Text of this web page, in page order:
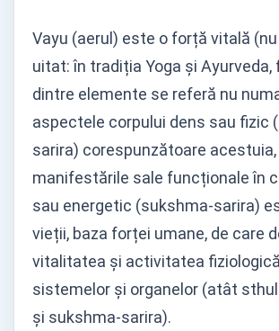
Vayu (aerul) este o forță vitală
uitat: în tradiția Yoga și Ayurveda,
dintre elemente se referă nu
aspectele corpului dens sau fizic
sarira) corespunzătoare acestuia,
manifestările sale funcționale în
sau energetic (sukshma-sarira)
vieții, baza forței umane, de care
vitalitatea și activitatea
sistemelor și organelor (atât
și sukshma-sarira).